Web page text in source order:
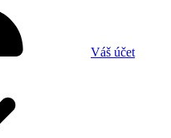
Váš účet